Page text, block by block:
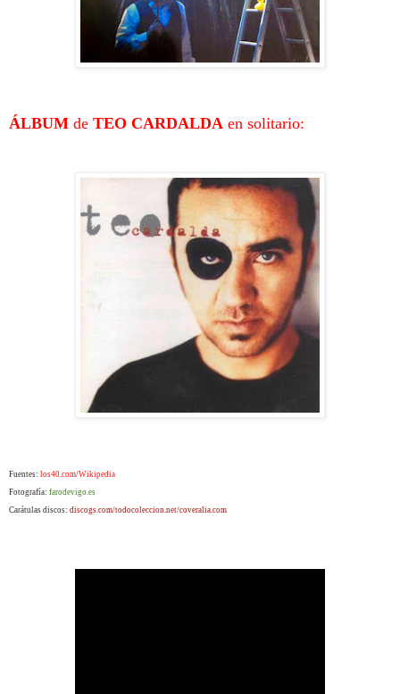
ÁLBUM de TEO CARDALDA en solitario:
Fuentes: los40.com/Wikipedia
Fotografía: farodevigo.es
Carátulas discos: discogs.com/todocoleccion.net/coveralia.com